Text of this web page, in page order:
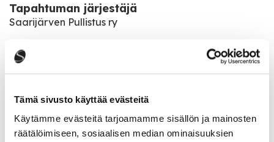
Tämä sivusto käyttää evästeitä
Käytämme evästeitä tarjoamamme sisällön ja mainosten
räätälöimiseen, sosiaalisen median ominaisuuksien
Tapahtuman järjestäjä
Saarijärven Pullistus ry
Tapahtumapaikka
Pääsymaksu
11€